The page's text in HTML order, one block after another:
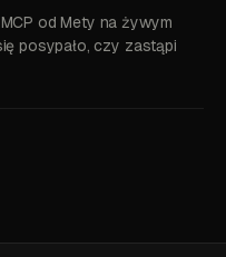
od Mety na żywym
posypało, czy zastąpi